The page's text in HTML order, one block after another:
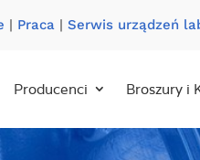
| Praca| Serwis urządzeń
Producenci Broszury i